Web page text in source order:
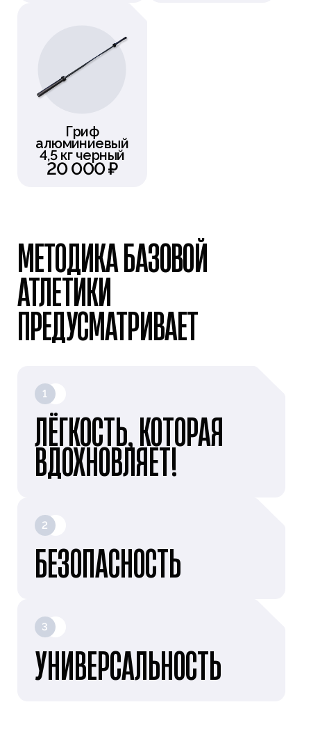
Гриф
алюминиевый
4,5 кг черный
20 000 ₽
МЕТОДИКА БАЗОВОЙ
АТЛЕТИКИ
ПРЕДУСМАТРИВАЕТ
1
ЛЁГКОСТЬ, КОТОРАЯ
ВДОХНОВЛЯЕТ!
2
БЕЗОПАСНОСТЬ
3
УНИВЕРСАЛЬНОСТЬ